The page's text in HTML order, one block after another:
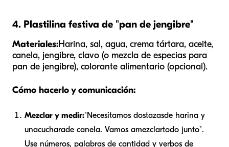
4. Plastilina festiva de "pan de jengibre"
Materiales:Harina, sal, agua, crema tártara, aceite,
canela, jengibre, clavo (o mezcla de especias para
pan de jengibre), colorante alimentario (opcional).
Cómo hacerlo y comunicación:
Mezclar y medir:"Necesitamos dostazasde harina y
unacucharade canela. Vamos amezclartodo junto".
Use números, palabras de cantidad y verbos de